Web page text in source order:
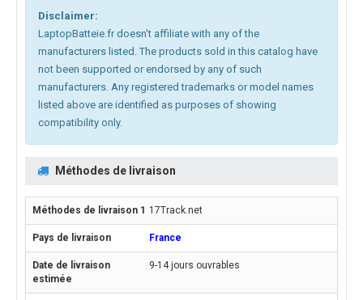
Disclaimer:
LaptopBatteie.fr doesn't affiliate with any of the
manufacturers listed. The products sold in this catalog have
not been supported or endorsed by any of such
manufacturers. Any registered trademarks or model names
listed above are identified as purposes of showing
compatibility only.
Méthodes de livraison
17Track.net
France
9-14 jours ouvrables